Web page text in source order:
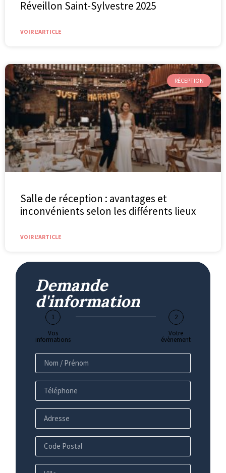
Réveillon Saint-Sylvestre 2025
VOIR L'ARTICLE
RÉCEPTION
Salle de réception : avantages et
inconvénients selon les différents lieux
VOIR L'ARTICLE
Demande
d'information
1
Vos
informations
2
Votre
évènement